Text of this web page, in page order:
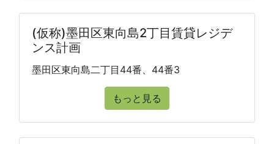
(仮称)墨田区東向島2丁目賃貸レジデ
ンス計画
墨田区東向島二丁目44番、44番3
もっと見る